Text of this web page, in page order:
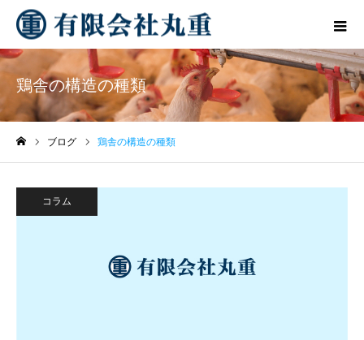
鶏舎の構造の種類
ブログ 鶏舎の構造の種類
コラム